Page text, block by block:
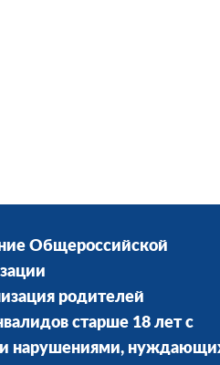
Общероссийской
родителей
старше 18 лет с
нарушениями,